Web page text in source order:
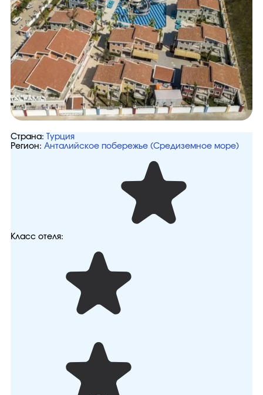
Страна:
Турция
Регион: Анталийское побережье (Средиземное море)
Класс отеля: